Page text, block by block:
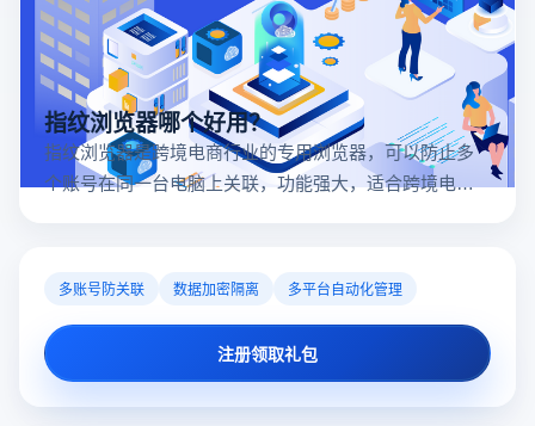
指纹浏览器哪个好用？
指纹浏览器是跨境电商行业的专用浏览器，可以防止多
个账号在同一台电脑上关联，功能强大，适合跨境电商
多账号防关联 数据加密隔离 多平台自动化管理
注册领取礼包